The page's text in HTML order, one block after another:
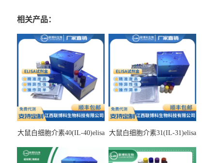
相关产品：
大鼠白细胞介素40(IL-40)elisa
大鼠白细胞介素31(IL-31)elisa